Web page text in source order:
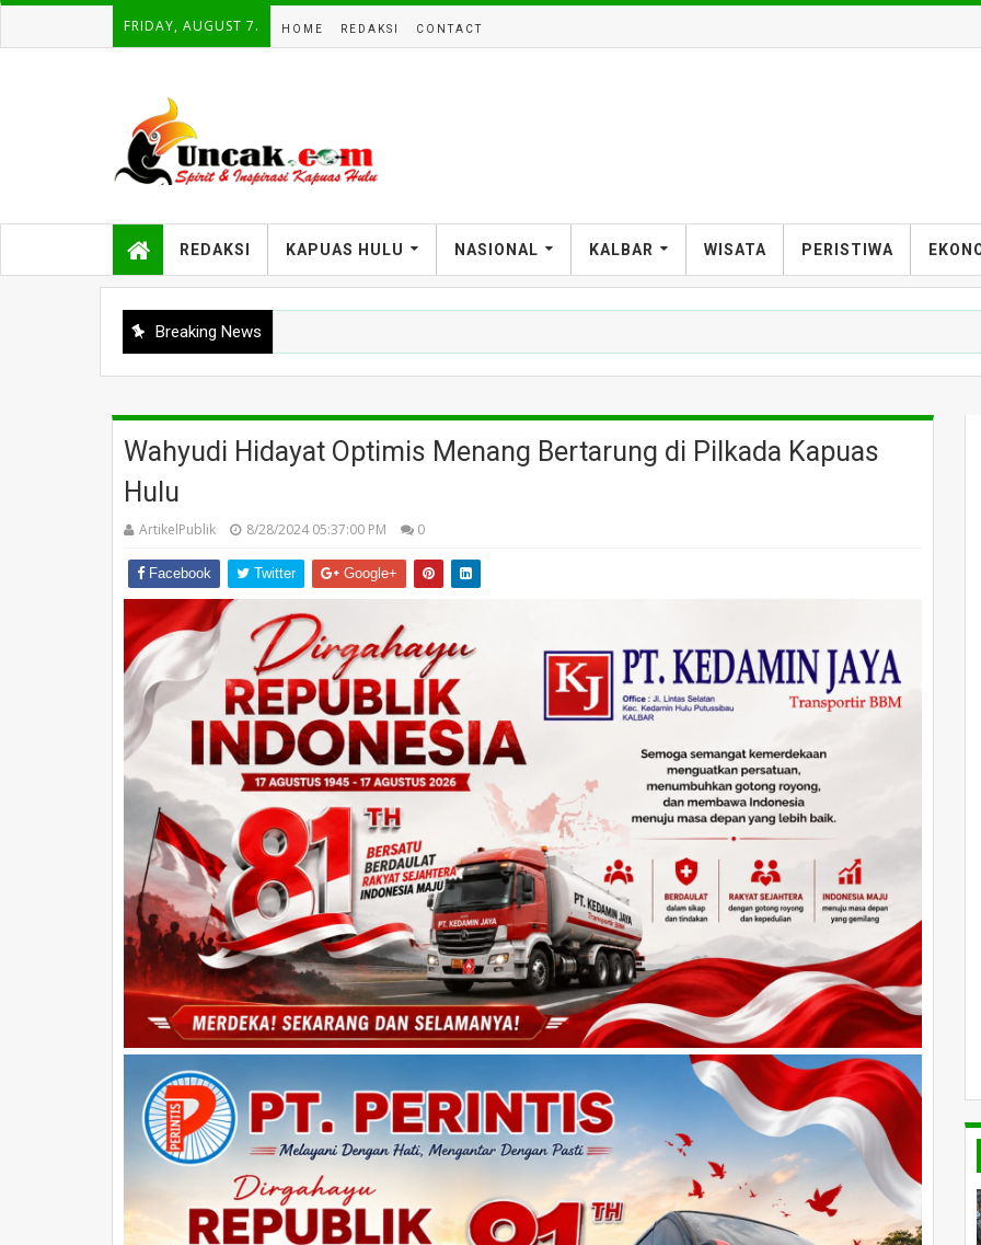
FRIDAY, AUGUST 7. HOME REDAKSI CONTACT
REDAKSI KAPUAS HULU NASIONAL KALBAR WISATA PERISTIWA
Breaking News
Wahyudi Hidayat Optimis Menang Bertarung di Pilkada Kapuas
Hulu
ArtikelPublik 8/28/2024 05:37:00 PM 0
Facebook Twitter Google+